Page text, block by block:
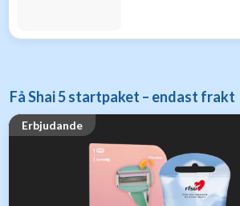
Få Shai 5 startpaket – endast frakt
Erbjudande